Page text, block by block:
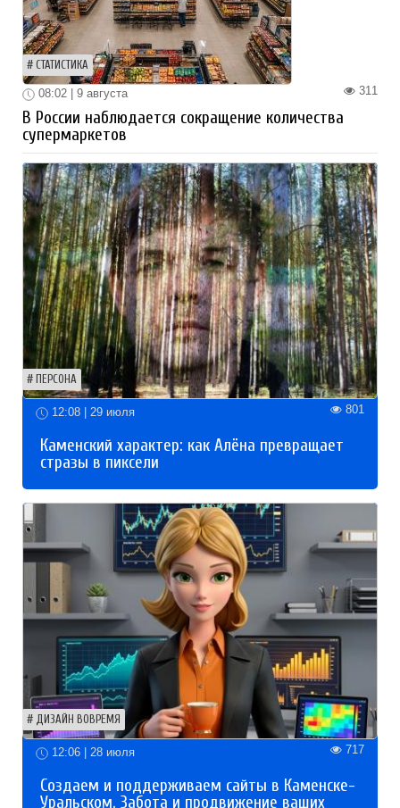
СТАТИСТИКА
311
08:02 | 9 августа
В России наблюдается сокращение количества
супермаркетов
ПЕРСОНА
12:08 | 29 июля 801
Каменский характер: как Алёна превращает
стразы в пиксели
ДИЗАЙН ВОВРЕМЯ
12:06 | 28 июля 717
Создаем и поддерживаем сайты в Каменске-
Уральском. Забота и продвижение ваших